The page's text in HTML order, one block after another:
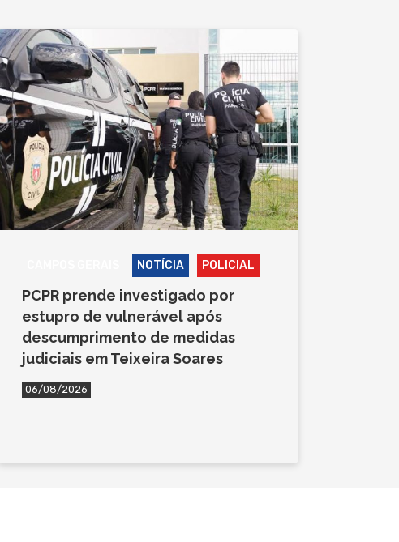
NOTÍCIA POLICIAL
PCPR prende investigado por
estupro de vulnerável após
descumprimento de medidas
judiciais em Teixeira Soares
06/08/2026